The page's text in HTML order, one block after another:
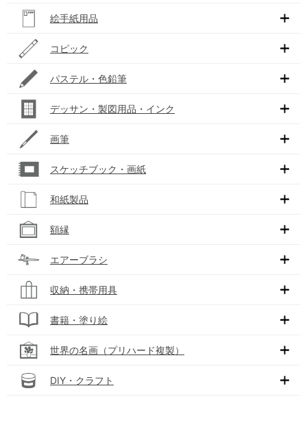
絵手紙用品
コピック
パステル・色鉛筆
デッサン・製図用品・インク
画筆
スケッチブック・画紙
和紙製品
額縁
エアーブラシ
収納・携帯用具
書籍・塗り絵
世界の名画（プリハード複製）
DIY・クラフト